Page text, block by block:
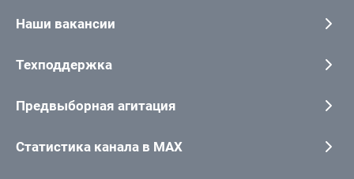
Наши вакансии
Техподдержка
Предвыборная агитация
Статистика канала в MAX